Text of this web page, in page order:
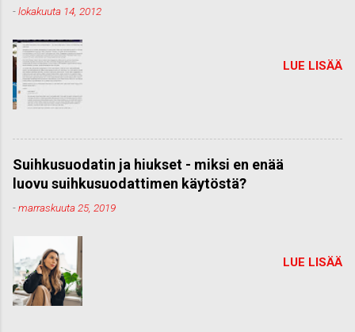
-lokakuuta 14, 2012
LUE LISÄÄ
Suihkusuodatin ja hiukset - miksi en enää
luovu suihkusuodattimen käytöstä?
-marraskuuta 25, 2019
LUE LISÄÄ